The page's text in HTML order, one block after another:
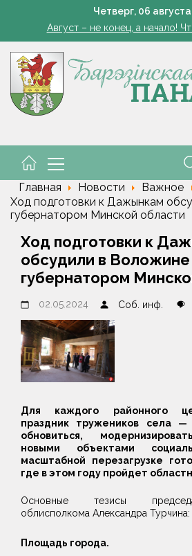
Четверг, 06 августа
В Могилеве в озере
Август – не конец, а начало!
обнулены экспортные
Четырехтонный обломок
В Могилеве в озере
Главная Новости
Важное
Ход подготовки к Дажынкам
губернатором Минской области
Ход подготовки к
обсудили в Воложине
губернатором
02.05.2024 Соб. инф.
Для каждого районного
праздник тружеников села —
обновиться,
новыми объектами
масштабной перезагрузке
где в этом году пройдет
Основные тезисы
облисполкома Александра Турчина:
Площадь города.